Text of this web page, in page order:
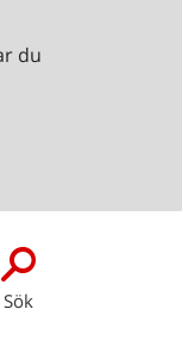
du
Sök